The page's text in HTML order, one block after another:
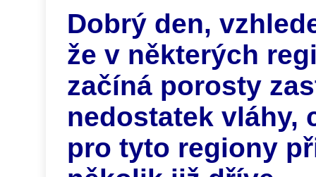
Dobrý den,
že v některých
začíná porosty
nedostatek vláhy,
pro tyto regiony